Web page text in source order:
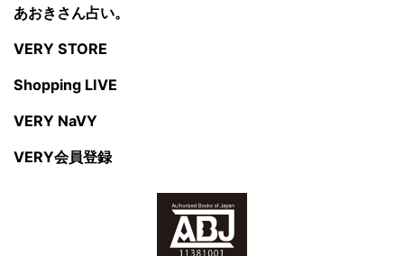
あおきさん占い。
VERY STORE
Shopping LIVE
VERY NaVY
VERY会員登録